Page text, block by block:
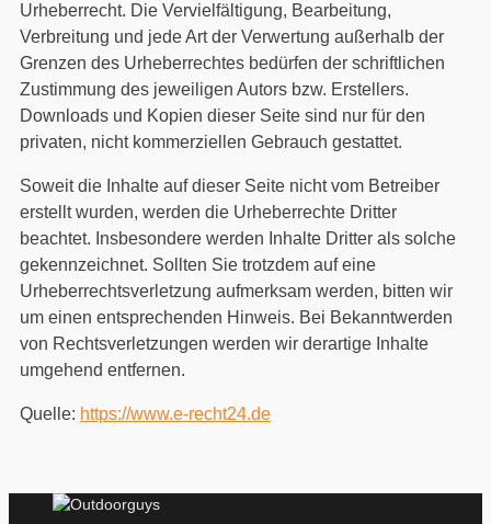
Urheberrecht. Die Vervielfältigung, Bearbeitung,
Verbreitung und jede Art der Verwertung außerhalb der
Grenzen des Urheberrechtes bedürfen der schriftlichen
Zustimmung des jeweiligen Autors bzw. Erstellers.
Downloads und Kopien dieser Seite sind nur für den
privaten, nicht kommerziellen Gebrauch gestattet.
Soweit die Inhalte auf dieser Seite nicht vom Betreiber
erstellt wurden, werden die Urheberrechte Dritter
beachtet. Insbesondere werden Inhalte Dritter als solche
gekennzeichnet. Sollten Sie trotzdem auf eine
Urheberrechtsverletzung aufmerksam werden, bitten wir
um einen entsprechenden Hinweis. Bei Bekanntwerden
von Rechtsverletzungen werden wir derartige Inhalte
umgehend entfernen.
Quelle: https://www.e-recht24.de